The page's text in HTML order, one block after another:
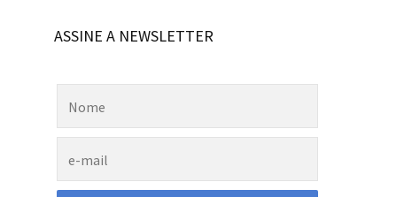
ASSINE A NEWSLETTER